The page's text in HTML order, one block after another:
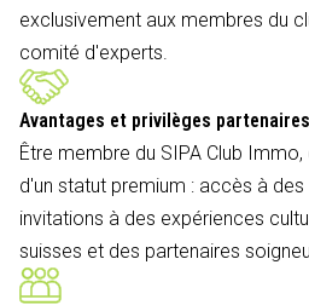
exclusivement aux membres du
comité d'experts.
Avantages et privilèges partenaires
Être membre du SIPA Club
d'un statut premium : accès à
invitations à des expériences
suisses et des partenaires